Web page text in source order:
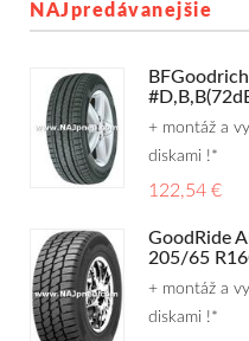
NAJpredávanejšie
+ montáž a
diskami !*
122,54 €
GoodRide
205/65
+ montáž a
diskami !*